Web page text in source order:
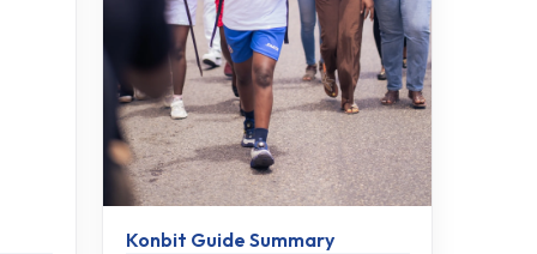
Konbit Guide Summary